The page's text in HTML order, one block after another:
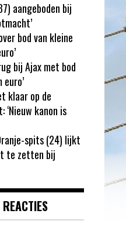
aangeboden bij
bod van kleine
bij Ajax met bod
klaar op de
kanon is
spits (24) lijkt
te zetten bij